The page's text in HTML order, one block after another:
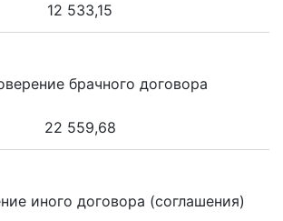
12 533,15
брачного договора
22 559,68
иного договора (соглашения)